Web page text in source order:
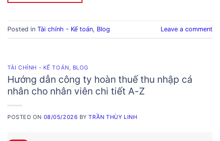
Posted in Tài chính - Kế toán, Blog Leave a comment
TÀI CHÍNH - KẾ TOÁN, BLOG
Hướng dẫn công ty hoàn thuế thu nhập cá
nhân cho nhân viên chi tiết A-Z
POSTED ON 08/05/2026 BYTRẦN THÙY LINH